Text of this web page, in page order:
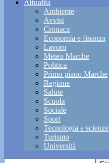
Attualità
Ambiente
Avvisi
Cronaca
Economia e finanza
Lavoro
Meteo Marche
Politica
Primo piano Marche
Regione
Salute
Scuola
Sociale
Sport
Tecnologia e scienze
Turismo
Università